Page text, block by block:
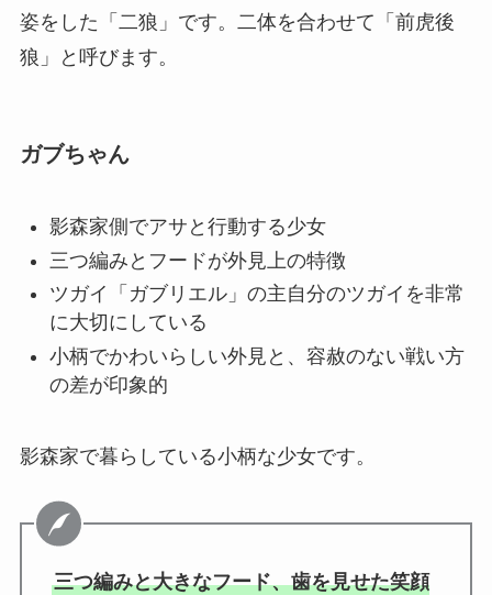
姿をした「二狼」です。二体を合わせて「前虎後
狼」と呼びます。
ガブちゃん
影森家側でアサと行動する少女
三つ編みとフードが外見上の特徴
ツガイ「ガブリエル」の主自分のツガイを非常
に大切にしている
小柄でかわいらしい外見と、容赦のない戦い方
の差が印象的
影森家で暮らしている小柄な少女です。
三つ編みと大きなフード、歯を見せた笑顔